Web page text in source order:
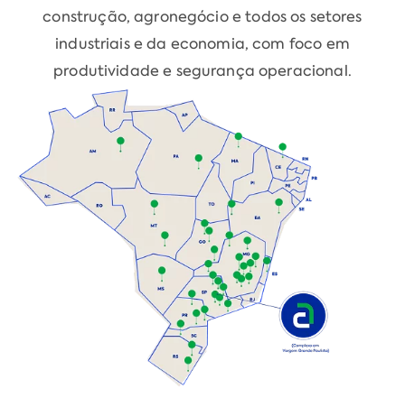
construção, agronegócio e todos os setores
industriais e da economia, com foco em
produtividade e segurança operacional.